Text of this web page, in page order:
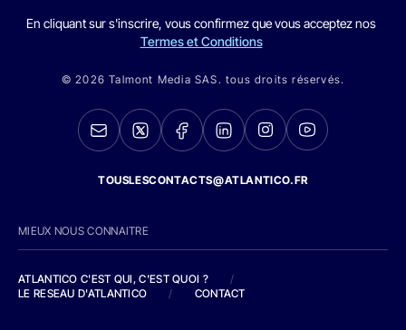
En cliquant sur s'inscrire, vous confirmez que vous acceptez nos
Termes et Conditions
© 2026 Talmont Media SAS. tous droits réservés.
TOUSLESCONTACTS@ATLANTICO.FR
MIEUX NOUS CONNAITRE
ATLANTICO C'EST QUI, C'EST QUOI ?
/
LE RESEAU D'ATLANTICO
/ CONTACT